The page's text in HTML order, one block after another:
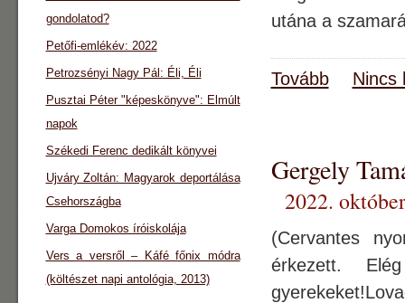
utána a
Tovább Nincs
Gergely
2022.
(Cervantes
érkezett.
gondolatod?
Petőfi-emlékév: 2022
Petrozsényi Nagy Pál: Éli, Éli
Pusztai Péter "képeskönyve": Elmúlt
napok
Székedi Ferenc dedikált könyvei
Ujváry Zoltán: Magyarok deportálása
Csehországba
Varga Domokos íróiskolája
Vers a versről – Káfé főnix módra
(költészet napi antológia, 2013)